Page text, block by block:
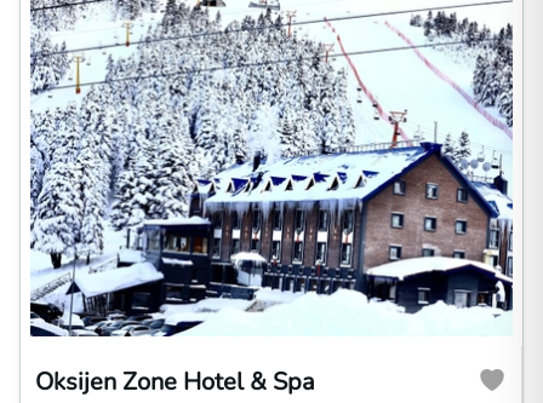
Oksijen Zone Hotel & Spa